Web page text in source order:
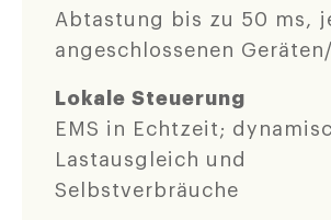
Abtastung bis zu 50 ms,
angeschlossenen
Lokale Steuerung
EMS in Echtzeit;
Lastausgleich und
Selbstverbräuche